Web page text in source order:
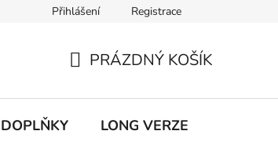
údajůPřihlášení Registrace
KOŠÍK
PRÁZDNÝ KOŠÍK
DOPLŇKY LONG VERZE